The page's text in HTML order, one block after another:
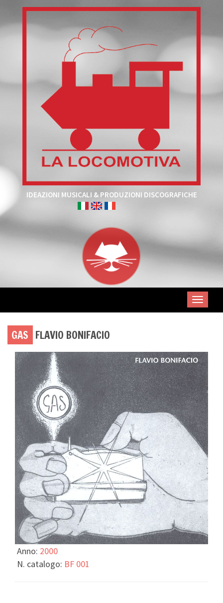
IDEAZIONI MUSICALI & PRODUZIONI DISCOGRAFICHE
GAS FLAVIO BONIFACIO
Anno: 2000
N. catalogo: BF 001